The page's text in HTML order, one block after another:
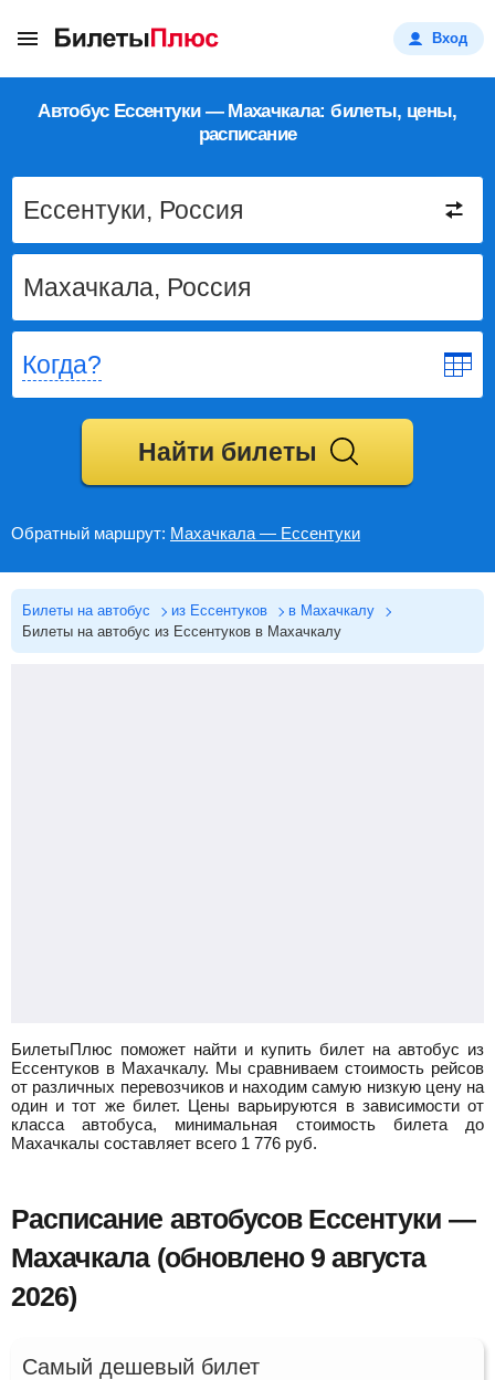
Вход
Автобус Ессентуки — Махачкала: билеты, цены,
расписание
Когда?
Найти билеты
Обратный маршрут: Махачкала — Ессентуки
Билеты на автобус из Ессентуков
в Махачкалу
Билеты на автобус из Ессентуков в Махачкалу
БилетыПлюс поможет найти и купить билет на автобус из
Ессентуков в Махачкалу. Мы сравниваем стоимость рейсов
от различных перевозчиков и находим самую низкую цену на
один и тот же билет. Цены варьируются в зависимости от
класса автобуса, минимальная стоимость билета до
Махачкалы составляет всего 1 776 руб.
Расписание автобусов Ессентуки —
Махачкала (обновлено 9 августа
2026)
Самый дешевый билет